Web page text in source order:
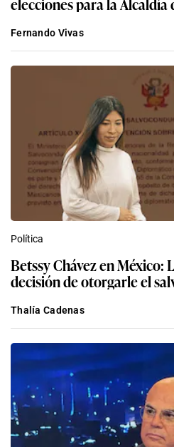
Fernando Vivas
Política
Betssy Chávez en México:
decisión de otorgarle el
Thalía Cadenas